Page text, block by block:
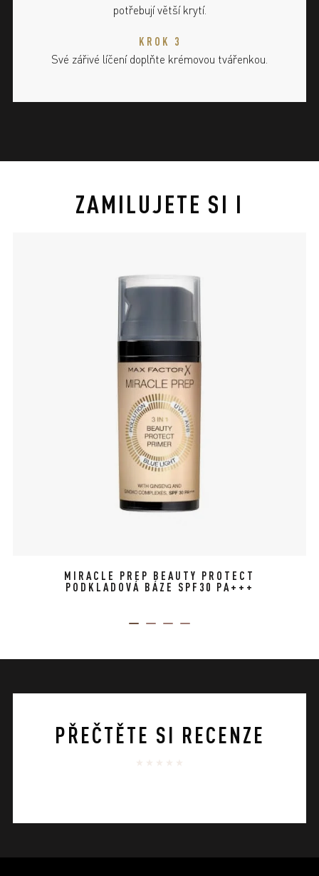
potřebují větší krytí.
KROK 3
Své zářivé líčení doplňte krémovou tvářenkou.
ZAMILUJETE SI I
MIRACLE PREP BEAUTY PROTECT
PODKLADOVÁ BÁZE SPF30 PA+++
PŘEČTĚTE SI RECENZE